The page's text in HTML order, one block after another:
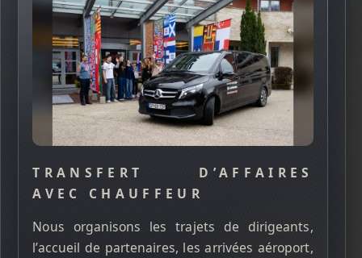
TRANSFERT D’AFFAIRES
AVEC CHAUFFEUR
Nous organisons les trajets de dirigeants,
l’accueil de partenaires, les arrivées aéroport,